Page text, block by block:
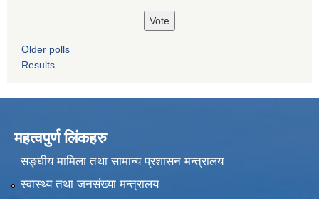
Older polls
Results
महत्वपुर्ण लिंकहरु
सङ्घीय मामिला तथा सामान्य प्रशासन मन्त्रालय
स्वास्थ्य तथा जनसंख्या मन्त्रालय